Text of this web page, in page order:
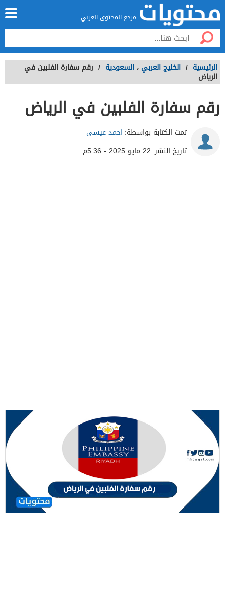
مرجع المحتوى العربي
الرئيسية / الخليج العربي ، السعودية / رقم سفارة الفلبين في
الرياض
رقم سفارة الفلبين في الرياض
تمت الكتابة بواسطة: احمد عيسى
تاريخ النشر: 22 مايو 2025 - 5:36م